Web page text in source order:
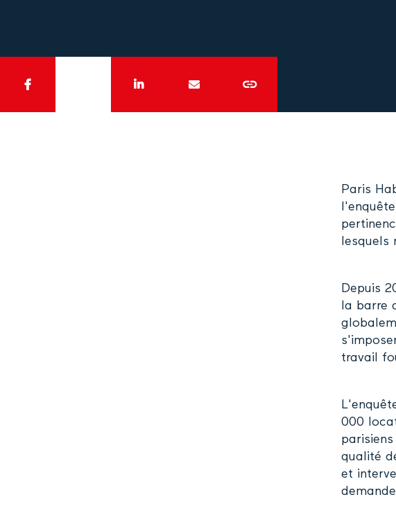
Paris
lesquels
Depuis
la barre
travail
000
qualité
et